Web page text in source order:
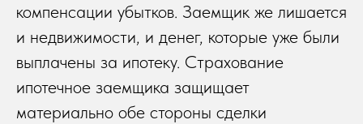
компенсации убытков. Заемщик же лишается
и недвижимости, и денег, которые уже были
выплачены за ипотеку. Страхование
ипотечное заемщика защищает
материально обе стороны сделки